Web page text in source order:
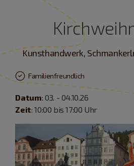
Kunsthandwerk,
Familienfreundlich
Datum: 03. - 04.10.26
Zeit: 10:00 bis 17:00 Uhr